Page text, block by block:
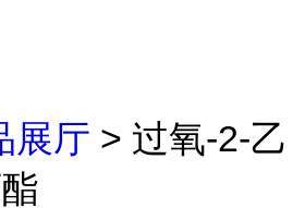
展厅 > 过氧-2-乙